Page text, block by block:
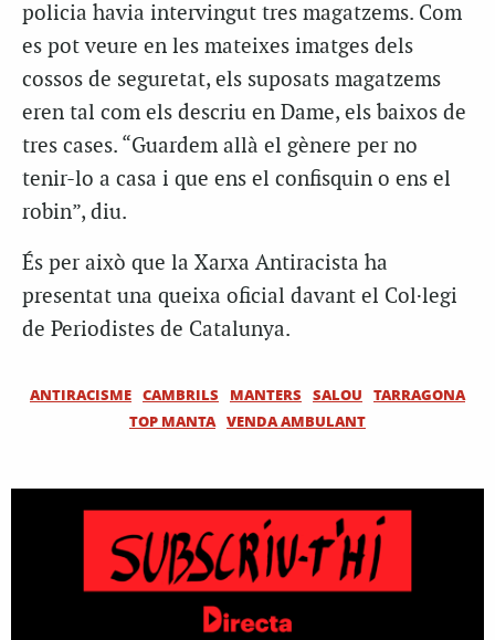
policia havia intervingut tres magatzems. Com
es pot veure en les mateixes imatges dels
cossos de seguretat, els suposats magatzems
eren tal com els descriu en Dame, els baixos de
tres cases. “Guardem allà el gènere per no
tenir-lo a casa i que ens el confisquin o ens el
robin”, diu.
És per això que la Xarxa Antiracista ha
presentat una queixa oficial davant el Col·legi
de Periodistes de Catalunya.
ANTIRACISME CAMBRILS MANTERS SALOU
TARRAGONA
TOP MANTA VENDA AMBULANT